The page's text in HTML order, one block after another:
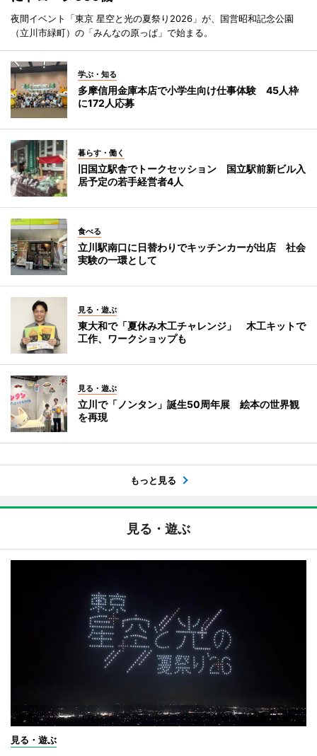
夜間イベント「東京 星空と光の夏祭り2026」が、国営昭和記念公園
（立川市緑町）の「みんなの原っぱ」で始まる。
学ぶ・知る
多摩信用金庫本店で小学生向け仕事体験 45人枠
に172人応募
暮らす・働く
旧国立駅舎でトークセッション 国立駅前新ビル入
居予定の若手経営者4人
食べる
立川駅南口に日替わりでキッチンカーが出店 社会
実験の一環として
見る・遊ぶ
東大和で「夏休み木工チャレンジ」 木工キットで
工作、ワークショップも
見る・遊ぶ
立川で「ノンタン」誕生50周年展 絵本の世界観
を再現
もっと見る
見る・遊ぶ
見る・遊ぶ